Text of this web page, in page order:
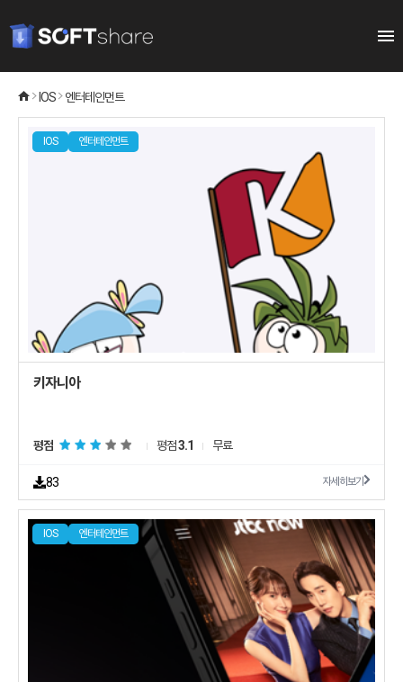
IOS 엔터테인먼트
IOS 엔터테인먼트
키자니아
평점 평점3.1 무료
83 자세히보기
IOS 엔터테인먼트